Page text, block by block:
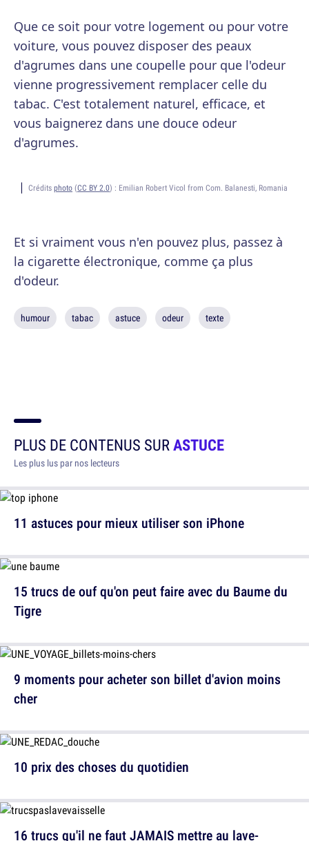
Que ce soit pour votre logement ou pour votre
voiture, vous pouvez disposer des peaux
d'agrumes dans une coupelle pour que l'odeur
vienne progressivement remplacer celle du
tabac. C'est totalement naturel, efficace, et
vous baignerez dans une douce odeur
d'agrumes.
Crédits photo (CC BY 2.0) : Emilian Robert Vicol from Com. Balanesti, Romania
Et si vraiment vous n'en pouvez plus, passez à
la cigarette électronique, comme ça plus
d'odeur.
humour tabac astuce odeur texte
PLUS DE CONTENUS SURASTUCE
Les plus lus par nos lecteurs
11 astuces pour mieux utiliser son iPhone
9 moments pour acheter son billet d'avion moins
cher
16 trucs qu'il ne faut JAMAIS mettre au lave-
15 trucs de ouf qu'on peut faire avec du Baume du
Tigre
10 prix des choses du quotidien